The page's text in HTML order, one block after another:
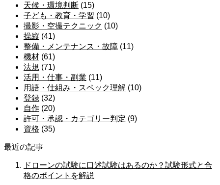
天候・環境判断 (15)
子ども・教育・学習 (10)
撮影・空撮テクニック (10)
操縦 (41)
整備・メンテナンス・故障 (11)
機材 (61)
法規 (71)
活用・仕事・副業 (11)
用語・仕組み・スペック理解 (10)
登録 (32)
自作 (20)
許可・承認・カテゴリー判定 (9)
資格 (35)
最近の記事
ドローンの試験に口述試験はあるのか？試験形式と合
格のポイントを解説